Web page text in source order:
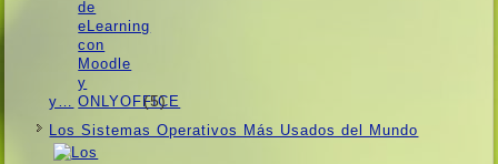
y… (5)
Los Sistemas Operativos Más Usados ​​del Mundo